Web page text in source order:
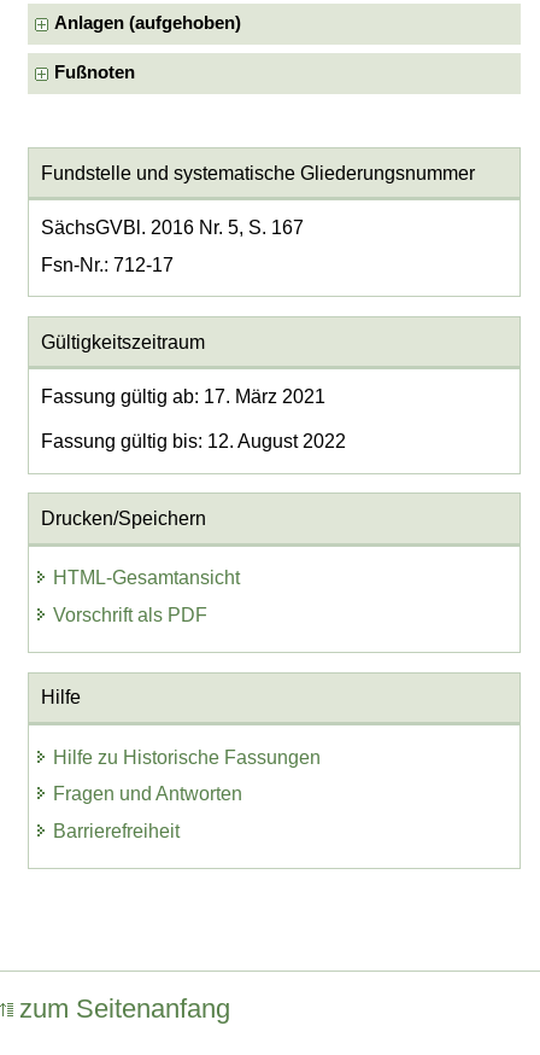
Anlagen (aufgehoben)
Fußnoten
Fundstelle und systematische Gliederungsnummer
SächsGVBl. 2016 Nr. 5, S. 167
Fsn-Nr.: 712-17
Gültigkeitszeitraum
Fassung gültig ab: 17. März 2021
Fassung gültig bis: 12. August 2022
Drucken/Speichern
HTML-Gesamtansicht
Vorschrift als PDF
Hilfe
Hilfe zu Historische Fassungen
Fragen und Antworten
Barrierefreiheit
zum Seitenanfang